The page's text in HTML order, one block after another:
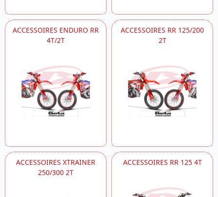
ACCESSOIRES ENDURO RR
4T/2T
ACCESSOIRES RR 125/200
2T
ACCESSOIRES XTRAINER
250/300 2T
ACCESSOIRES RR 125 4T